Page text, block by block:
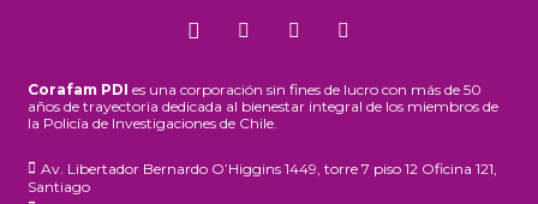
Corafam PDI es una corporación sin fines de lucro con más de 50
años de trayectoria dedicada al bienestar integral de los miembros de
la Policía de Investigaciones de Chile.
Av. Libertador Bernardo O’Higgins 1449, torre 7 piso 12 Oficina 121,
Santiago